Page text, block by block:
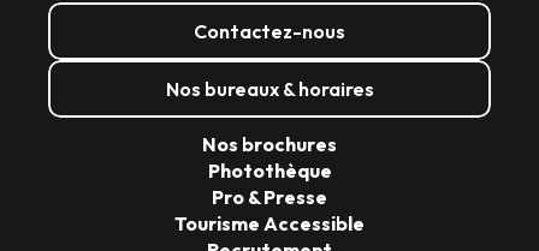
Contactez-nous
Nos bureaux & horaires
Nos brochures
Photothèque
Pro & Presse
Tourisme Accessible